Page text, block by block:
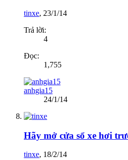
tinxe, 23/1/14
Trả lời:
4
Đọc:
1,755
anhgia15
24/1/14
Hãy mở cửa sổ xe hơi
tinxe, 18/2/14